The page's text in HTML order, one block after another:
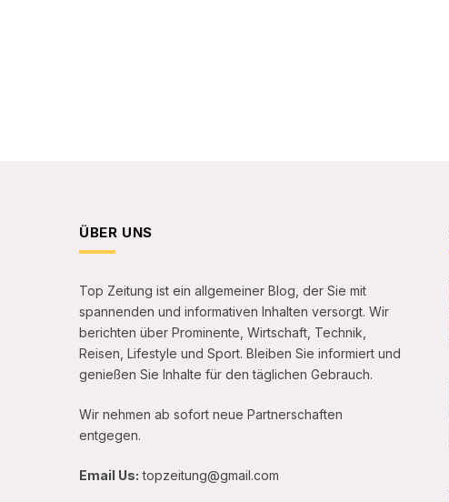
ÜBER UNS
Top Zeitung ist ein allgemeiner Blog, der Sie mit
spannenden und informativen Inhalten versorgt. Wir
berichten über Prominente, Wirtschaft, Technik,
Reisen, Lifestyle und Sport. Bleiben Sie informiert und
genießen Sie Inhalte für den täglichen Gebrauch.
Wir nehmen ab sofort neue Partnerschaften
entgegen.
Email Us: topzeitung@gmail.com